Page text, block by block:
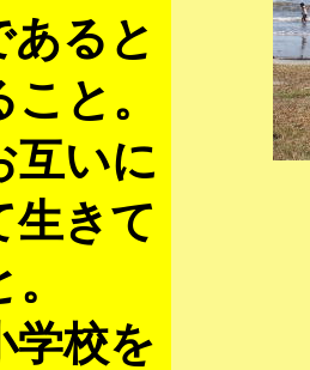
あると
と。
互いに
生きて
学校を